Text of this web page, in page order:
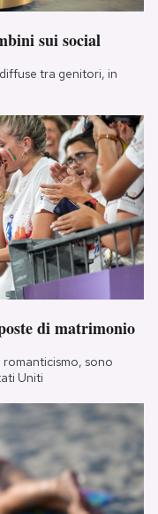
sui social
tra genitori, in
di matrimonio
sono
Uniti